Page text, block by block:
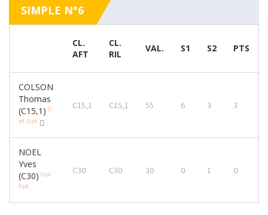
SIMPLE N°6
CL.
AFT
CL.
RIL
VAL. S1 S2 PTS
COLSON
Thomas
(C15,1) 0
pt. 0 pt.
C15,1 C15,1 55 6 3 3
NOEL
Yves
(C30) 0 pt.
0 pt.
C30 C30 30 0 1 0